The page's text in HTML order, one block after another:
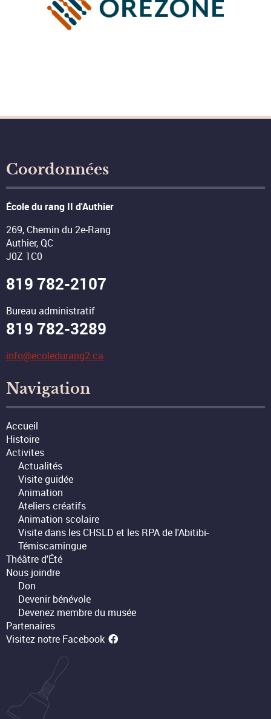
Coordonnées
École du rang II d'Authier
269, Chemin du 2e-Rang
Authier, QC
J0Z 1C0
819 782-2107
Bureau administratif
819 782-3289
info@ecoledurang2.ca
Navigation
Accueil
Histoire
Activites
Actualités
Visite guidée
Animation
Ateliers créatifs
Animation scolaire
Visite dans les CHSLD et les RPA de l'Abitibi-
Témiscamingue
Théâtre d'Été
Nous joindre
Don
Devenir bénévole
Devenez membre du musée
Partenaires
Visitez notre Facebook